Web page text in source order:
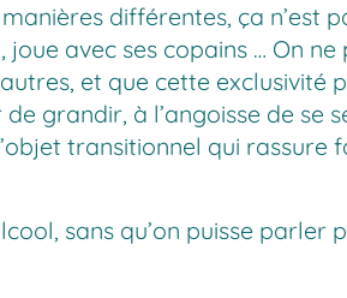
différentes, ça n’est
avec ses copains … On
et que cette exclusivité
grandir, à l’angoisse de se
transitionnel qui rassure
sans qu’on puisse parler